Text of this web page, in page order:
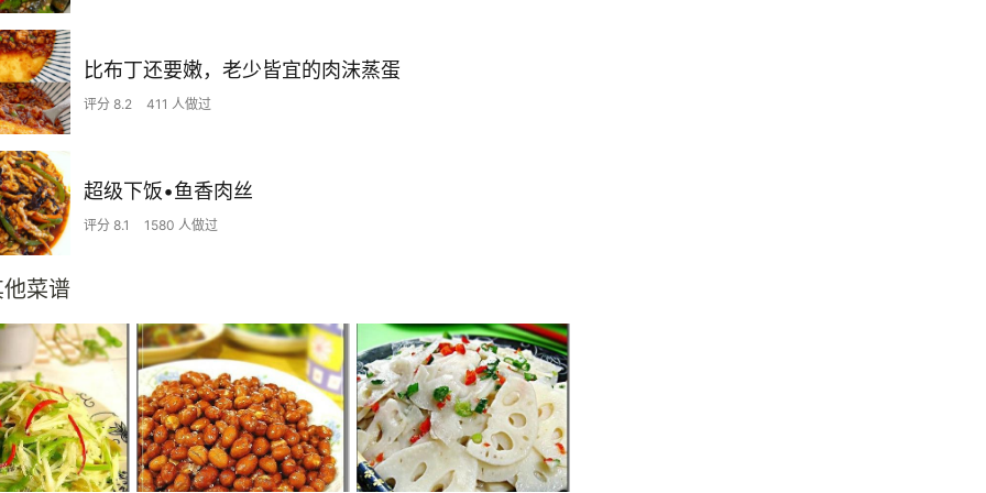
比布丁还要嫩，老少皆宜的肉沫蒸蛋
评分 8.2 411 人做过
超级下饭•鱼香肉丝
评分 8.1 1580 人做过
菜谱